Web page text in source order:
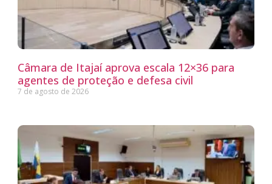
Câmara de Itajaí aprova escala 12×36 para
agentes de proteção e defesa civil
7 de agosto de 2026